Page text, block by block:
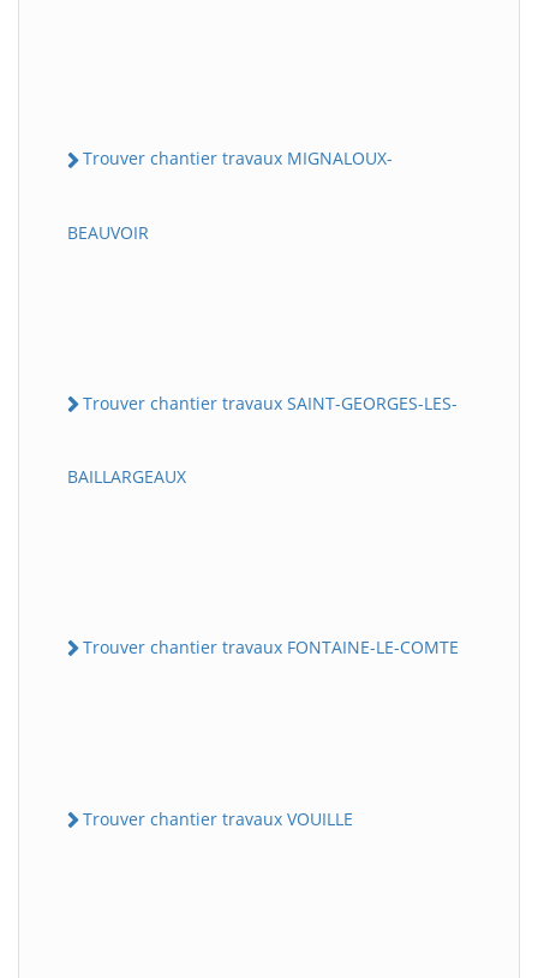
Trouver chantier travaux MIGNALOUX-
BEAUVOIR
Trouver chantier travaux SAINT-GEORGES-LES-
BAILLARGEAUX
Trouver chantier travaux FONTAINE-LE-COMTE
Trouver chantier travaux VOUILLE